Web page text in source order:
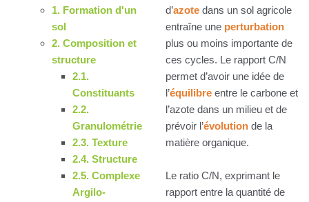
1. Formation d'un
sol
2. Composition et
structure
2.1.
Constituants
2.2.
Granulométrie
2.3. Texture
2.4. Structure
2.5. Complexe
Argilo-
d’azote dans un sol agricole
entraîne une perturbation
plus ou moins importante de
ces cycles. Le rapport C/N
permet d’avoir une idée de
l’équilibre entre le carbone et
l’azote dans un milieu et de
prévoir l’évolution de la
matière organique.
Le ratio C/N, exprimant le
rapport entre la quantité de